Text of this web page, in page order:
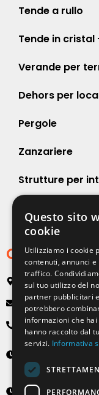
Tende a rullo
Tende in
Verande per
Dehors per
Pergole
Zanzariere
Strutture per
Contatti
Via Emilia, 13
+ 39 0239 931 187
Lunedì-Venerdì
8:30 - 12:30 e
Sabato
Questo sito
cookie
Utilizziamo i cookie
contenuti, annunci
traffico.
sul tuo utilizzo del
partner pubblicitari
potrebbero
informazioni che
hanno raccolto dal
servizi. Informativa